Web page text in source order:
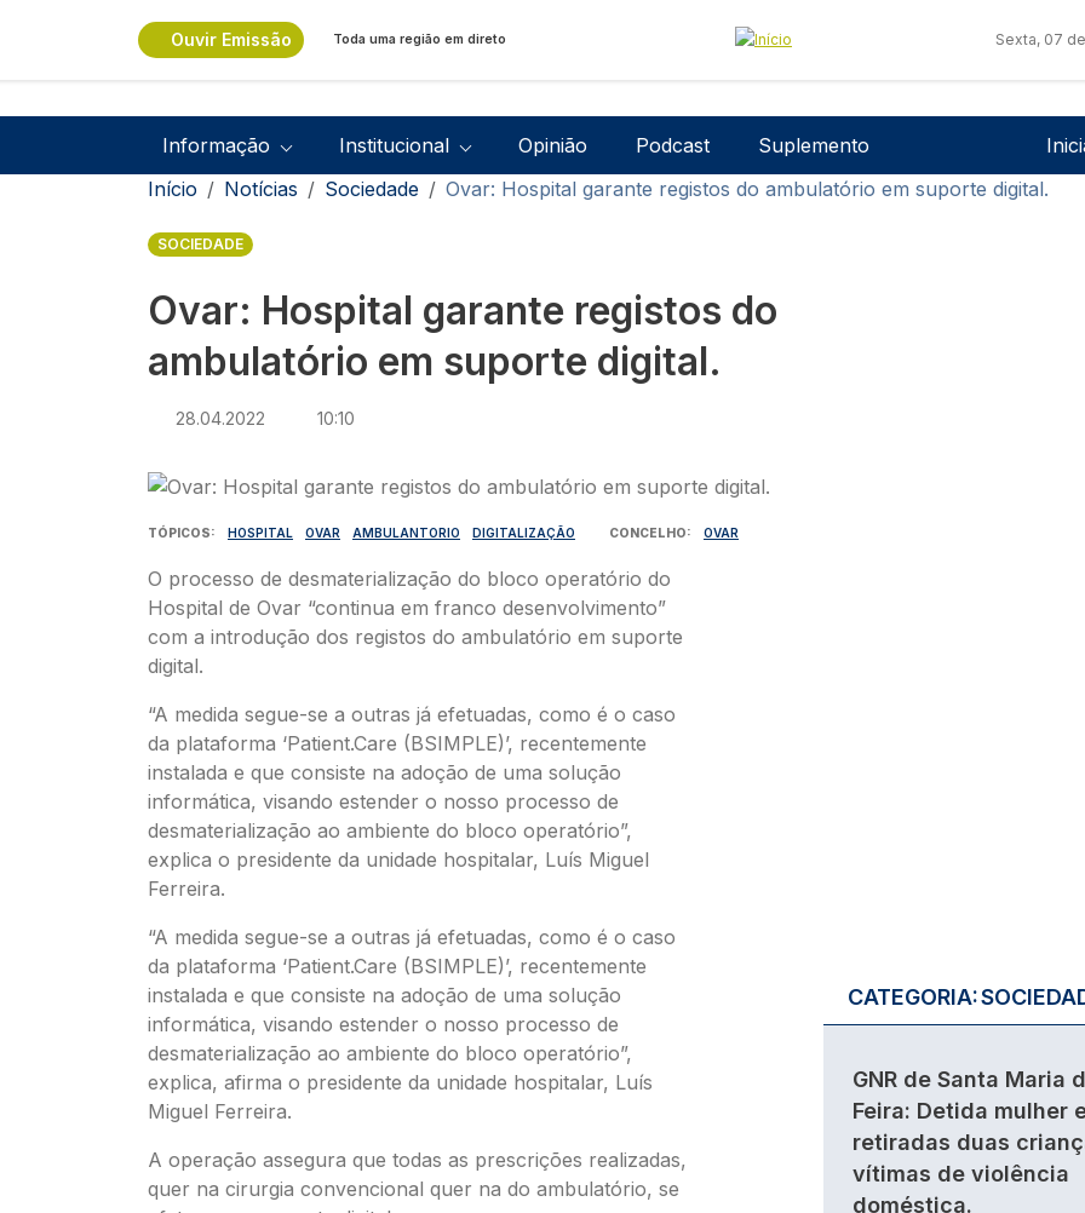
Ouvir Emissão Toda uma região em direto Sexta, 07
Navegação principal
Informação Institucional Opinião Podcast Suplemento
Navegação estrutural
Início Notícias Sociedade Ovar: Hospital garante registos do ambulatório em suporte digital.
SOCIEDADE
Ovar: Hospital garante registos do
ambulatório em suporte digital.
28.04.2022 10:10
Imagem
TÓPICOS HOSPITAL OVAR AMBULANTORIO DIGITALIZAÇÃO CONCELHO OVAR
O processo de desmaterialização do bloco operatório do
Hospital de Ovar “continua em franco desenvolvimento”
com a introdução dos registos do ambulatório em suporte
digital.
“A medida segue-se a outras já efetuadas, como é o caso
da plataforma ‘Patient.Care (BSIMPLE)’, recentemente
instalada e que consiste na adoção de uma solução
informática, visando estender o nosso processo de
desmaterialização ao ambiente do bloco operatório”,
explica o presidente da unidade hospitalar, Luís Miguel
Ferreira.
“A medida segue-se a outras já efetuadas, como é o caso
da plataforma ‘Patient.Care (BSIMPLE)’, recentemente
instalada e que consiste na adoção de uma solução
informática, visando estender o nosso processo de
desmaterialização ao ambiente do bloco operatório”,
explica, afirma o presidente da unidade hospitalar, Luís
Miguel Ferreira.
A operação assegura que todas as prescrições realizadas,
quer na cirurgia convencional quer na do ambulatório, se
CATEGORIA:
GNR de Santa Maria
Feira: Detida mulher
retiradas duas
vítimas de violência
doméstica.